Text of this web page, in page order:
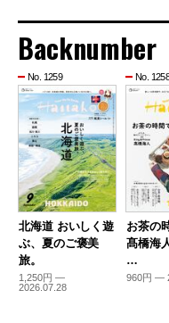
Backnumber
No. 1259
北海道 おいしく遊
ぶ、夏のご褒美
旅。
1,250円 —
2026.07.28
No.
お茶の
髙橋海
…
960円 —